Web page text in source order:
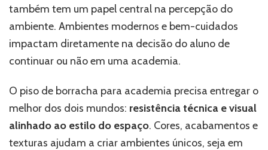
também tem um papel central na percepção do
ambiente. Ambientes modernos e bem-cuidados
impactam diretamente na decisão do aluno de
continuar ou não em uma academia.
O piso de borracha para academia precisa entregar o
melhor dos dois mundos: resistência técnica e visual
alinhado ao estilo do espaço. Cores, acabamentos e
texturas ajudam a criar ambientes únicos, seja em